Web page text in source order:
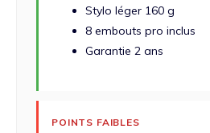
Stylo léger 160 g
8 embouts pro inclus
Garantie 2 ans
POINTS FAIBLES